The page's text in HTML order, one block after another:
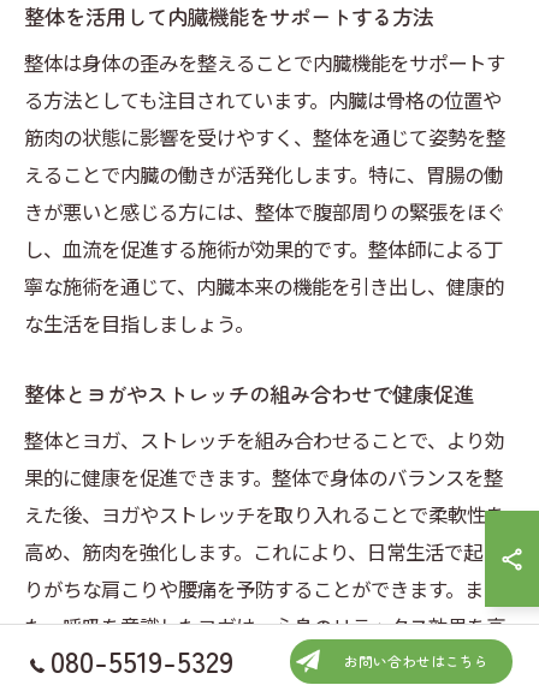
整体を活用して内臓機能をサポートする方法
整体は身体の歪みを整えることで内臓機能をサポートす
る方法としても注目されています。内臓は骨格の位置や
筋肉の状態に影響を受けやすく、整体を通じて姿勢を整
えることで内臓の働きが活発化します。特に、胃腸の働
きが悪いと感じる方には、整体で腹部周りの緊張をほぐ
し、血流を促進する施術が効果的です。整体師による丁
寧な施術を通じて、内臓本来の機能を引き出し、健康的
な生活を目指しましょう。
整体とヨガやストレッチの組み合わせで健康促進
整体とヨガ、ストレッチを組み合わせることで、より効
果的に健康を促進できます。整体で身体のバランスを整
えた後、ヨガやストレッチを取り入れることで柔軟性を
高め、筋肉を強化します。これにより、日常生活で起こ
りがちな肩こりや腰痛を予防することができます。ま
た、呼吸を意識したヨガは、心身のリラックス効果を高
め、ストレスの軽減にもつながります。整体と運動の組
080-5519-5329 お問い合わせはこちら